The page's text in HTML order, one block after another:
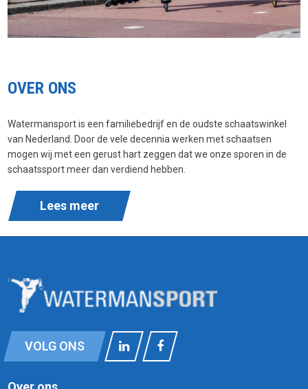
OVER ONS
Watermansport is een familiebedrijf en de oudste schaatswinkel
van Nederland. Door de vele decennia werken met schaatsen
mogen wij met een gerust hart zeggen dat we onze sporen in de
schaatssport meer dan verdiend hebben.
Lees meer
VOLG ONS